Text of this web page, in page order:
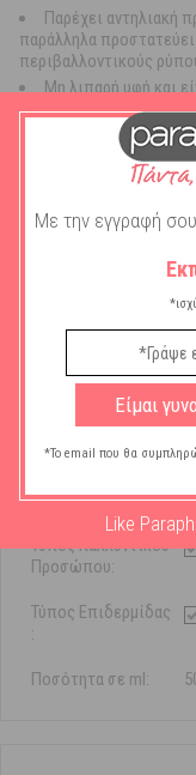
Παρέχει αντηλιακή
παράλληλα
περιβαλλοντικούς
Μη λιπαρή υφή και
ηλιοφάνειας
Μπορεί να
αντιμετώπιση της ακμής
Μη φαγεσωρογόνο/
Δερματολογικά
Μάρκα:
Προσώπου:
Τύπος Καλλυντικού
Προσώπου:
Τύπος Επιδερμίδας
:
Ποσότητα σε ml:
Με την εγγραφή
Είμαι
*Το email που θα
Like